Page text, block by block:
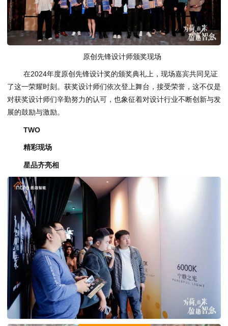
原创先锋设计师颁奖现场
在2024年度原创先锋设计奖的颁奖典礼上，现场嘉宾共同见证
了这一荣耀时刻。获奖设计师们依次登上舞台，接受荣誉，这不仅是
对获奖设计师们辛勤努力的认可，也象征着对设计行业不断创新与发
展的鼓励与激励。
TWO
精彩现场
星品齐亮相